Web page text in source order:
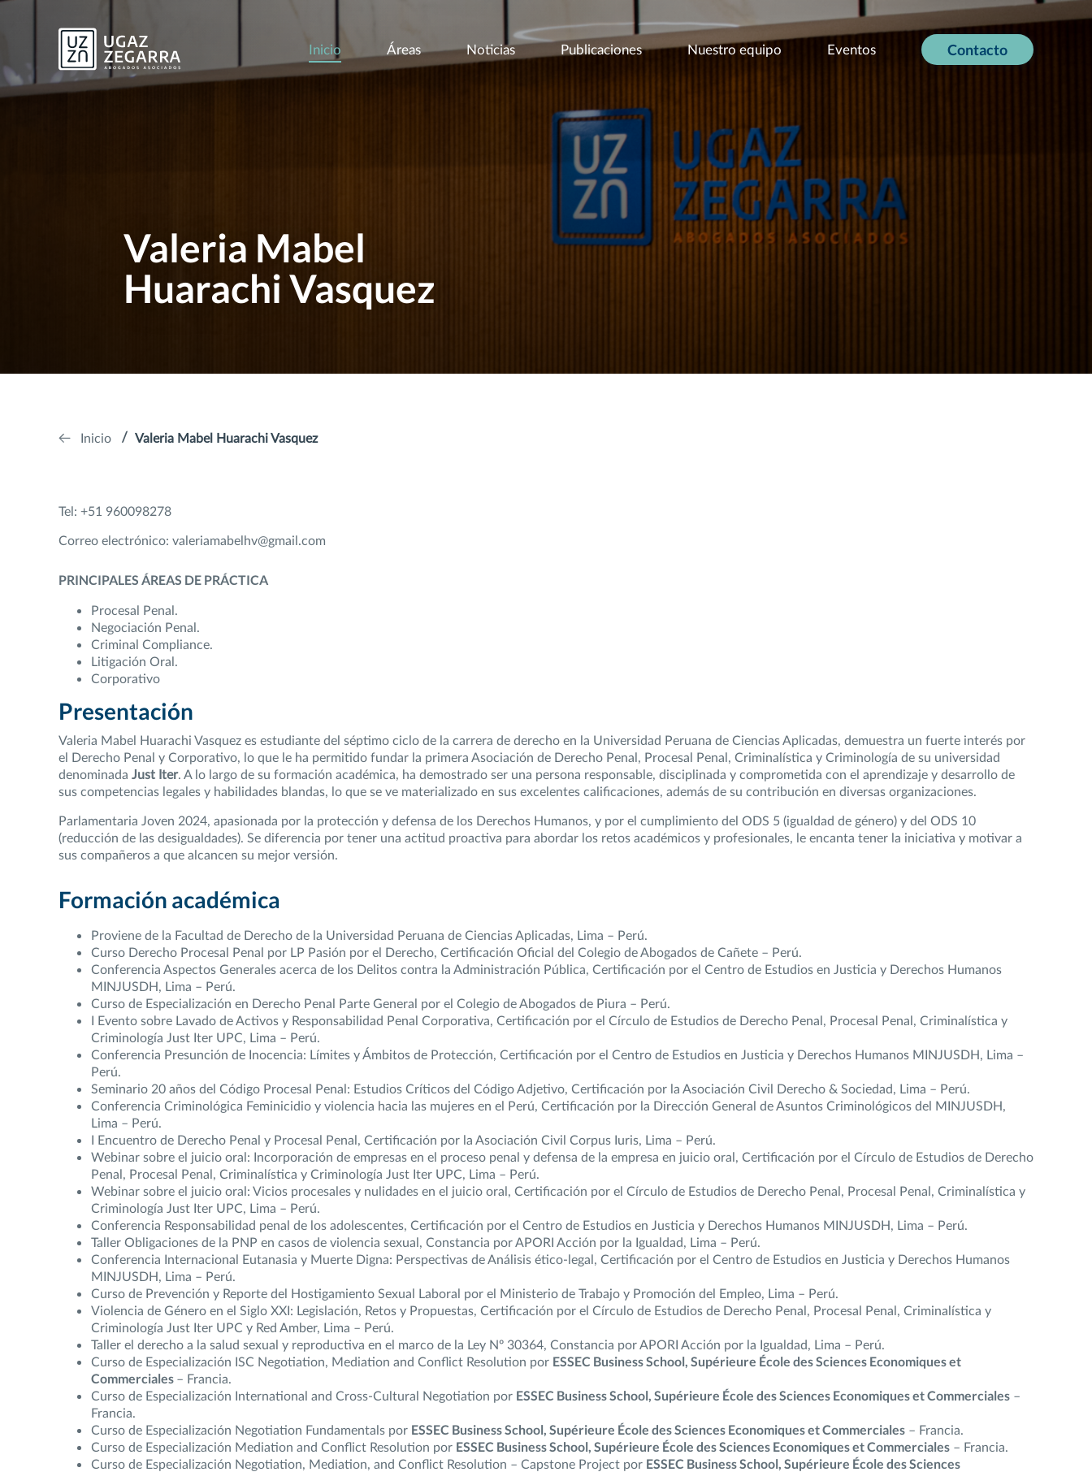
Inicio Áreas Noticias Publicaciones Nuestro equipo Eventos Contacto
Valeria Mabel
Huarachi Vasquez
Inicio Valeria Mabel Huarachi Vasquez
Tel: +51 960098278
Correo electrónico: valeriamabelhv@gmail.com
PRINCIPALES ÁREAS DE PRÁCTICA
Procesal Penal.
Negociación Penal.
Criminal Compliance.
Litigación Oral.
Corporativo
Presentación
Valeria Mabel Huarachi Vasquez es estudiante del séptimo ciclo de la carrera de derecho en la Universidad Peruana de Ciencias Aplicadas, demuestra un fuerte interés por
el Derecho Penal y Corporativo, lo que le ha permitido fundar la primera Asociación de Derecho Penal, Procesal Penal, Criminalística y Criminología de su universidad
denominada Just Iter. A lo largo de su formación académica, ha demostrado ser una persona responsable, disciplinada y comprometida con el aprendizaje y desarrollo de
sus competencias legales y habilidades blandas, lo que se ve materializado en sus excelentes calificaciones, además de su contribución en diversas organizaciones.
Parlamentaria Joven 2024, apasionada por la protección y defensa de los Derechos Humanos, y por el cumplimiento del ODS 5 (igualdad de género) y del ODS 10
(reducción de las desigualdades). Se diferencia por tener una actitud proactiva para abordar los retos académicos y profesionales, le encanta tener la iniciativa y motivar a
sus compañeros a que alcancen su mejor versión.
Formación académica
Proviene de la Facultad de Derecho de la Universidad Peruana de Ciencias Aplicadas, Lima – Perú.
Curso Derecho Procesal Penal por LP Pasión por el Derecho, Certificación Oficial del Colegio de Abogados de Cañete – Perú.
Conferencia Aspectos Generales acerca de los Delitos contra la Administración Pública, Certificación por el Centro de Estudios en Justicia y Derechos Humanos
MINJUSDH, Lima – Perú.
Curso de Especialización en Derecho Penal Parte General por el Colegio de Abogados de Piura – Perú.
I Evento sobre Lavado de Activos y Responsabilidad Penal Corporativa, Certificación por el Círculo de Estudios de Derecho Penal, Procesal Penal, Criminalística y
Criminología Just Iter UPC, Lima – Perú.
Conferencia Presunción de Inocencia: Límites y Ámbitos de Protección, Certificación por el Centro de Estudios en Justicia y Derechos Humanos MINJUSDH, Lima –
Perú.
Seminario 20 años del Código Procesal Penal: Estudios Críticos del Código Adjetivo, Certificación por la Asociación Civil Derecho & Sociedad, Lima – Perú.
Conferencia Criminológica Feminicidio y violencia hacia las mujeres en el Perú, Certificación por la Dirección General de Asuntos Criminológicos del MINJUSDH,
Lima – Perú.
I Encuentro de Derecho Penal y Procesal Penal, Certificación por la Asociación Civil Corpus Iuris, Lima – Perú.
Webinar sobre el juicio oral: Incorporación de empresas en el proceso penal y defensa de la empresa en juicio oral, Certificación por el Círculo de Estudios de Derecho
Penal, Procesal Penal, Criminalística y Criminología Just Iter UPC, Lima – Perú.
Webinar sobre el juicio oral: Vicios procesales y nulidades en el juicio oral, Certificación por el Círculo de Estudios de Derecho Penal, Procesal Penal, Criminalística y
Criminología Just Iter UPC, Lima – Perú.
Conferencia Responsabilidad penal de los adolescentes, Certificación por el Centro de Estudios en Justicia y Derechos Humanos MINJUSDH, Lima – Perú.
Taller Obligaciones de la PNP en casos de violencia sexual, Constancia por APORI Acción por la Igualdad, Lima – Perú.
Conferencia Internacional Eutanasia y Muerte Digna: Perspectivas de Análisis ético-legal, Certificación por el Centro de Estudios en Justicia y Derechos Humanos
MINJUSDH, Lima – Perú.
Curso de Prevención y Reporte del Hostigamiento Sexual Laboral por el Ministerio de Trabajo y Promoción del Empleo, Lima – Perú.
Violencia de Género en el Siglo XXI: Legislación, Retos y Propuestas, Certificación por el Círculo de Estudios de Derecho Penal, Procesal Penal, Criminalística y
Criminología Just Iter UPC y Red Amber, Lima – Perú.
Taller el derecho a la salud sexual y reproductiva en el marco de la Ley Nº 30364, Constancia por APORI Acción por la Igualdad, Lima – Perú.
Curso de Especialización ISC Negotiation, Mediation and Conflict Resolution por ESSEC Business School, Supérieure École des Sciences Economiques et
Commerciales – Francia.
Curso de Especialización International and Cross-Cultural Negotiation por ESSEC Business School, Supérieure École des Sciences Economiques et Commerciales –
Francia.
Curso de Especialización Negotiation Fundamentals por ESSEC Business School, Supérieure École des Sciences Economiques et Commerciales – Francia.
Curso de Especialización Mediation and Conflict Resolution por ESSEC Business School, Supérieure École des Sciences Economiques et Commerciales – Francia.
Curso de Especialización Negotiation, Mediation, and Conflict Resolution – Capstone Project por ESSEC Business School, Supérieure École des Sciences